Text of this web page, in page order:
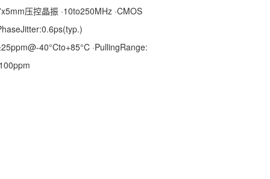
压控晶振 ·10to250MHz ·CMOS
40°Cto+85°C ·PullingRange: